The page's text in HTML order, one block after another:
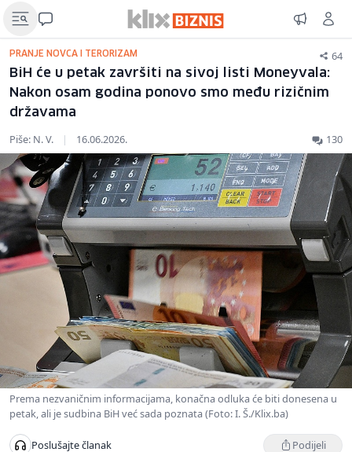
PRANJE NOVCA I TERORIZAM 64
BiH će u petak završiti na sivoj listi Moneyvala:
Nakon osam godina ponovo smo među rizičnim
državama
Piše: N. V. | 16.06.2026. 130
Prema nezvaničnim informacijama, konačna odluka će biti donesena u
petak, ali je sudbina BiH već sada poznata (Foto: I. Š./Klix.ba)
Poslušajte članak Podijeli